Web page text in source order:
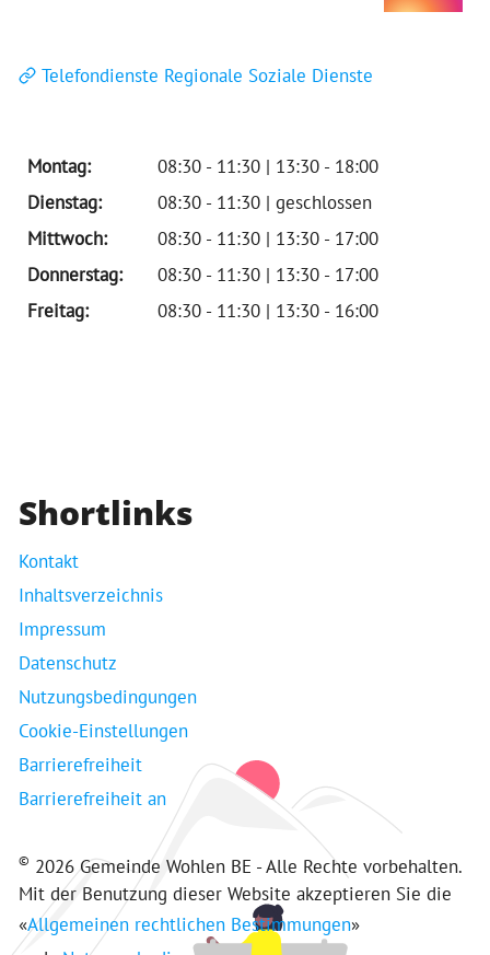
Telefondienste Regionale Soziale Dienste
Montag:
08:30 - 11:30 | 13:30 - 18:00
Dienstag:
08:30 - 11:30 | geschlossen
Mittwoch:
08:30 - 11:30 | 13:30 - 17:00
Donnerstag:
08:30 - 11:30 | 13:30 - 17:00
Freitag:
08:30 - 11:30 | 13:30 - 16:00
Shortlinks
Kontakt
Inhaltsverzeichnis
Impressum
Datenschutz
Nutzungsbedingungen
Cookie-Einstellungen
Barrierefreiheit
Barrierefreiheit an
© 2026 Gemeinde Wohlen BE - Alle Rechte vorbehalten.
Mit der Benutzung dieser Website akzeptieren Sie die
«Allgemeinen rechtlichen Bestimmungen»